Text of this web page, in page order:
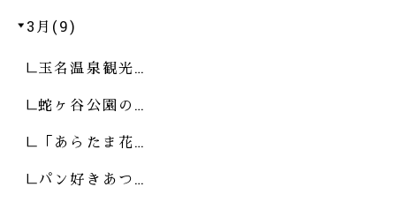
3月(9)
玉名温泉観光…
蛇ヶ谷公園の…
「あらたま花…
パン好きあつ…